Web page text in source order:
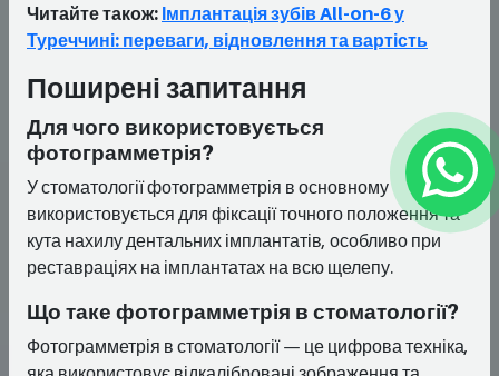
Читайте також: Імплантація зубів All-on-6 у
Туреччині: переваги, відновлення та вартість
Поширені запитання
Для чого використовується
фотограмметрія?
У стоматології фотограмметрія в основному
використовується для фіксації точного положення та
кута нахилу дентальних імплантатів, особливо при
реставраціях на імплантатах на всю щелепу.
Що таке фотограмметрія в стоматології?
Фотограмметрія в стоматології — це цифрова техніка,